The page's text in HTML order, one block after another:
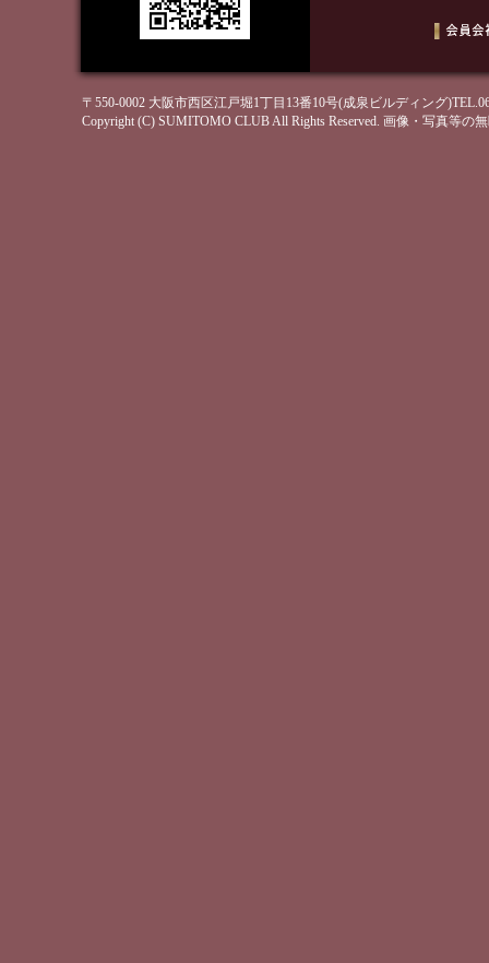
〒550-0002 大阪市西区江戸堀1丁目13番10号(成泉ビルディング
Copyright (C) SUMITOMO CLUB All Rights Reserved. 画像・写真等の